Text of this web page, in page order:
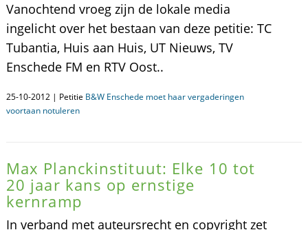
Vanochtend vroeg zijn de lokale media
ingelicht over het bestaan van deze petitie: TC
Tubantia, Huis aan Huis, UT Nieuws, TV
Enschede FM en RTV Oost..
25-10-2012 | Petitie B&W Enschede moet haar vergaderingen
voortaan notuleren
Max Planckinstituut: Elke 10 tot
20 jaar kans op ernstige
kernramp
In verband met auteursrecht en copyright zet